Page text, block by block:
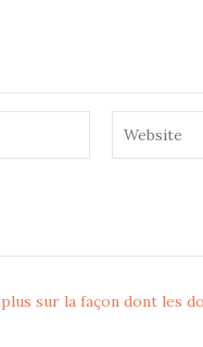
sur la façon dont les